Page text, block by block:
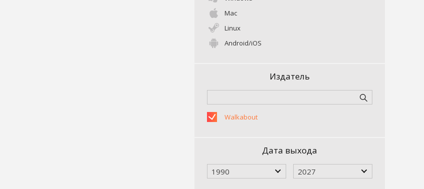
Mac
Linux
Android/iOS
Издатель
Walkabout
Дата выхода
1990 2027